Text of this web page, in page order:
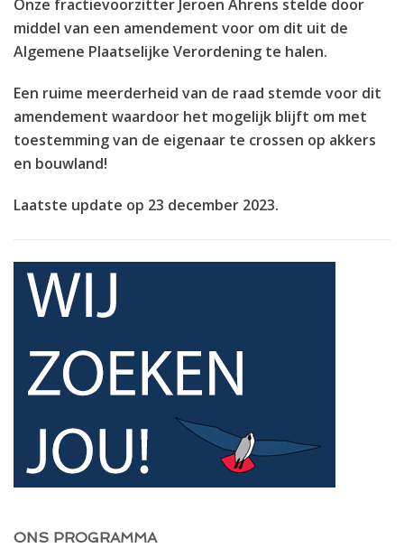
Onze fractievoorzitter Jeroen Ahrens stelde door
middel van een amendement voor om dit uit de
Algemene Plaatselijke Verordening te halen.
Een ruime meerderheid van de raad stemde voor dit
amendement waardoor het mogelijk blijft om met
toestemming van de eigenaar te crossen op akkers
en bouwland!
Laatste update op 23 december 2023.
ONS PROGRAMMA